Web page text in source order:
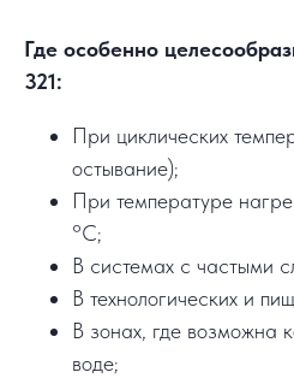
Где особенно
321:
При циклических
остывание);
При температуре
°C;
В системах с частыми
В технологических и
В зонах, где возможна
воде;